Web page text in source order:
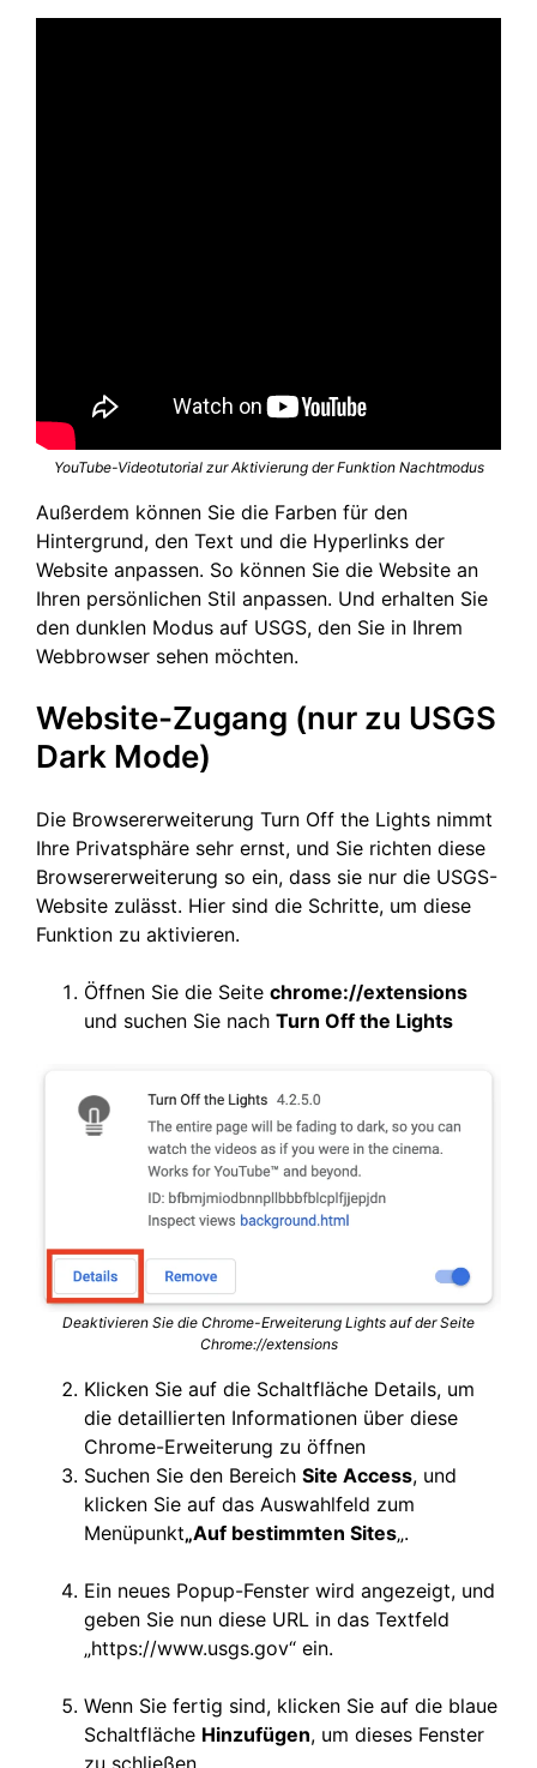
YouTube-Videotutorial zur Aktivierung der Funktion Nachtmodus
Außerdem können Sie die Farben für den
Hintergrund, den Text und die Hyperlinks der
Website anpassen. So können Sie die Website an
Ihren persönlichen Stil anpassen. Und erhalten Sie
den dunklen Modus auf USGS, den Sie in Ihrem
Webbrowser sehen möchten.
Website-Zugang (nur zu USGS
Dark Mode)
Die Browsererweiterung Turn Off the Lights nimmt
Ihre Privatsphäre sehr ernst, und Sie richten diese
Browsererweiterung so ein, dass sie nur die USGS-
Website zulässt. Hier sind die Schritte, um diese
Funktion zu aktivieren.
Öffnen Sie die Seite chrome://extensions
und suchen Sie nach Turn Off the Lights
Deaktivieren Sie die Chrome-Erweiterung Lights auf der Seite
Chrome://extensions
Klicken Sie auf die Schaltfläche Details, um
die detaillierten Informationen über diese
Chrome-Erweiterung zu öffnen
Suchen Sie den Bereich Site Access, und
klicken Sie auf das Auswahlfeld zum
Menüpunkt„Auf bestimmten Sites„.
Ein neues Popup-Fenster wird angezeigt, und
geben Sie nun diese URL in das Textfeld
„https://www.usgs.gov“ ein.
Wenn Sie fertig sind, klicken Sie auf die blaue
Schaltfläche Hinzufügen, um dieses Fenster